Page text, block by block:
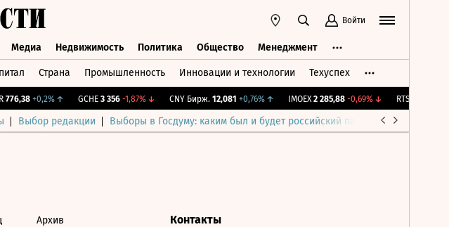
Войти
Медиа Недвижимость Политика Общество Менеджмент
Страна Промышленность Инновации и технологии Техуспех
776,38 +0,2%↑ GCHE 3 356 -1,87%↓ CNY Бирж. 12,081 +0,76%↑ IMOEX 2 285,88 -0,69%↓ RTSI
Выбор редакции Выборы в Госдуму: каким был и будет российский парламент
Архив Контакты